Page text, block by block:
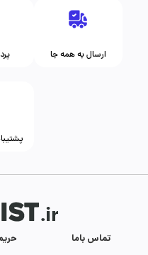
ارسال به همه جا
پشتیبانی
تماس با‌ما